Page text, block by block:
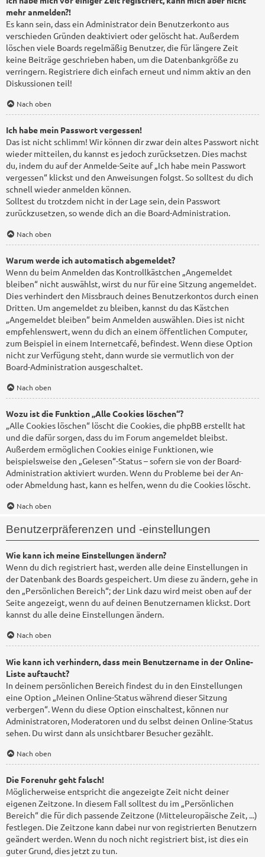
mehr anmelden?!
Es kann sein, dass ein Administrator dein Benutzerkonto aus
verschieden Gründen deaktiviert oder gelöscht hat. Außerdem
löschen viele Boards regelmäßig Benutzer, die für längere Zeit
keine Beiträge geschrieben haben, um die Datenbankgröße zu
verringern. Registriere dich einfach erneut und nimm aktiv an den
Diskussionen teil!
Nach oben
Ich habe mein Passwort vergessen!
Das ist nicht schlimm! Wir können dir zwar dein altes Passwort nicht
wieder mitteilen, du kannst es jedoch zurücksetzen. Dies machst
du, indem du auf der Anmelde-Seite auf „Ich habe mein Passwort
vergessen“ klickst und den Anweisungen folgst. So solltest du dich
schnell wieder anmelden können.
Solltest du trotzdem nicht in der Lage sein, dein Passwort
zurückzusetzen, so wende dich an die Board-Administration.
Nach oben
Warum werde ich automatisch abgemeldet?
Wenn du beim Anmelden das Kontrollkästchen „Angemeldet
bleiben“ nicht auswählst, wirst du nur für eine Sitzung angemeldet.
Dies verhindert den Missbrauch deines Benutzerkontos durch einen
Dritten. Um angemeldet zu bleiben, kannst du das Kästchen
„Angemeldet bleiben“ beim Anmelden auswählen. Dies ist nicht
empfehlenswert, wenn du dich an einem öffentlichen Computer,
zum Beispiel in einem Internetcafé, befindest. Wenn diese Option
nicht zur Verfügung steht, dann wurde sie vermutlich von der
Board-Administration ausgeschaltet.
Nach oben
Wozu ist die Funktion „Alle Cookies löschen“?
„Alle Cookies löschen“ löscht die Cookies, die phpBB erstellt hat
und die dafür sorgen, dass du im Forum angemeldet bleibst.
Außerdem ermöglichen Cookies einige Funktionen, wie
beispielsweise den „Gelesen“-Status – sofern sie von der Board-
Administration aktiviert wurden. Wenn du Probleme bei der An-
oder Abmeldung hast, kann es helfen, wenn du die Cookies löscht.
Nach oben
Benutzerpräferenzen und -einstellungen
Wie kann ich meine Einstellungen ändern?
Wenn du dich registriert hast, werden alle deine Einstellungen in
der Datenbank des Boards gespeichert. Um diese zu ändern, gehe in
den „Persönlichen Bereich“; der Link dazu wird meist oben auf der
Seite angezeigt, wenn du auf deinen Benutzernamen klickst. Dort
kannst du alle deine Einstellungen ändern.
Nach oben
Wie kann ich verhindern, dass mein Benutzername in der Online-
Liste auftaucht?
In deinem persönlichen Bereich findest du in den Einstellungen
eine Option „Meinen Online-Status während dieser Sitzung
verbergen“. Wenn du diese Option einschaltest, können nur
Administratoren, Moderatoren und du selbst deinen Online-Status
sehen. Du wirst dann als unsichtbarer Besucher gezählt.
Nach oben
Die Forenuhr geht falsch!
Möglicherweise entspricht die angezeigte Zeit nicht deiner
eigenen Zeitzone. In diesem Fall solltest du im „Persönlichen
Bereich“ die für dich passende Zeitzone (Mitteleuropäische Zeit, ...)
festlegen. Die Zeitzone kann dabei nur von registrierten Benutzern
geändert werden. Wenn du noch nicht registriert bist, ist dies ein
guter Grund, dies jetzt zu tun.